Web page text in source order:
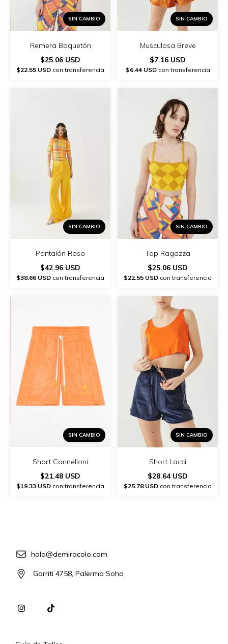
SIN CAMBIO
Remera Boquetón
$25.06 USD
$22.55 USD con transferencia
SIN CAMBIO
Musculosa Breve
$7.16 USD
$6.44 USDcon transferencia
SIN CAMBIO
Pantalón Raso
$42.96 USD
$38.66 USD con transferencia
SIN CAMBIO
Top Ragazza
$25.06 USD
$22.55 USD con transferencia
SIN CAMBIO
Short Cannelloni
$21.48 USD
$19.33 USD con transferencia
SIN CAMBIO
Short Lacci
$28.64 USD
$25.78 USD con transferencia
hola@demiracolo.com
Gorriti 4758, Palermo Soho